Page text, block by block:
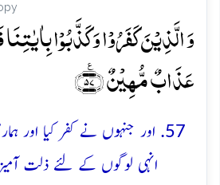
وَ الَّذِیۡنَ کَفَرُوۡا وَ کَذَّبُوۡا
عَذَابٌ مُّہِیۡنٌ ﴿٪۵۷﴾
57. اور جنہوں نے کفر کیا اور
انہی لوگوں کے لئے ذلت